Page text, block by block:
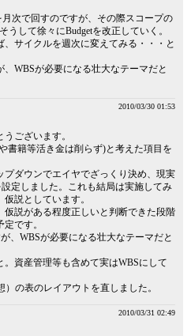
次で回すのですが、その際スコープの
して徐々にBudgetを改正していく。
サイクルを週次に変えてみる・・・と
WBSが必要になる壮大なテーマだと
2010/03/30 01:53
ございます。
書籍等活き金は削らず)と考えた項目を
ダウンでエイヤでざっくり決め、現実
定しました。これも結局は実施してみ
説としています。
仮説がある程度正しいと判断できた段階
です。
、WBSが必要になる壮大なテーマだと
資産管理等も含めて実はWBSにして
の表のレイアウトを直しました。
2010/03/31 02:49